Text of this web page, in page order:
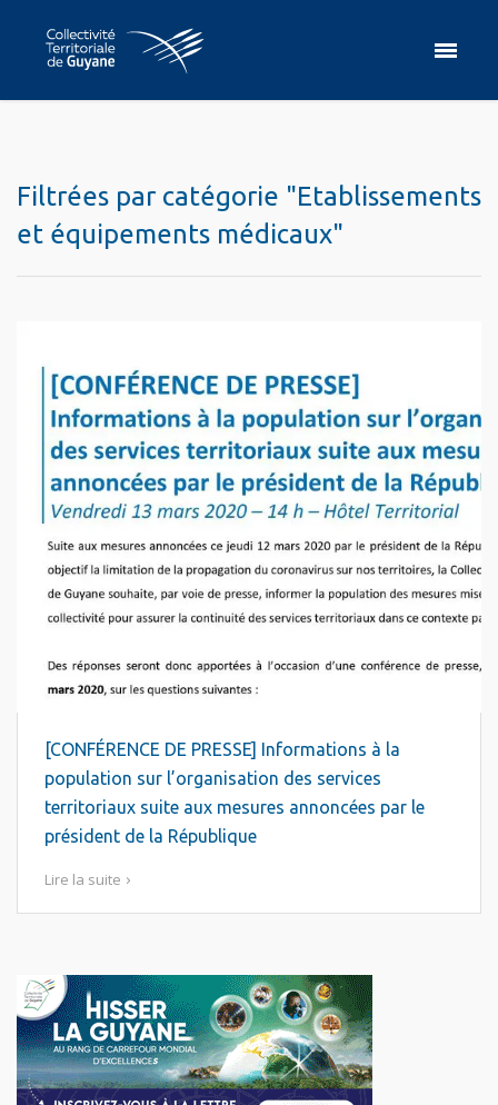
Filtrées par catégorie "Etablissements
et équipements médicaux"
[CONFÉRENCE DE PRESSE] Informations à la
population sur l’organisation des services
territoriaux suite aux mesures annoncées par le
président de la République
Lire la suite